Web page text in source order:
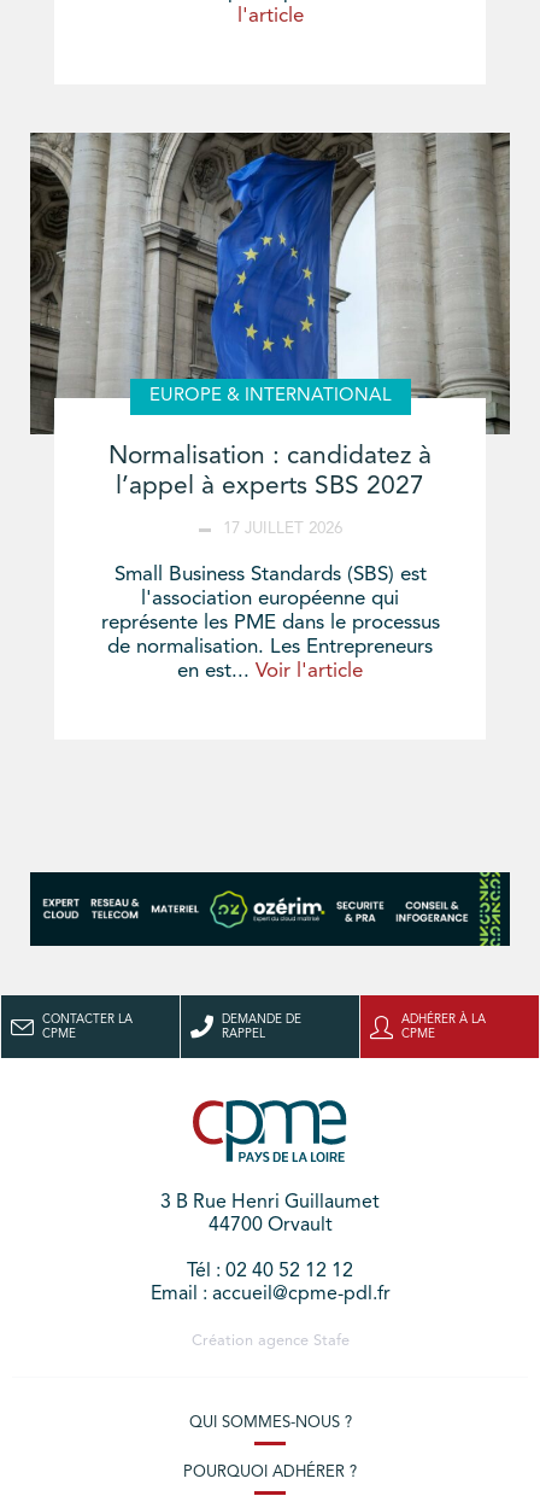
l'article
EUROPE & INTERNATIONAL
Normalisation : candidatez à
l’appel à experts SBS 2027
17 JUILLET 2026
Small Business Standards (SBS) est
l'association européenne qui
représente les PME dans le processus
de normalisation. Les Entrepreneurs
en est... Voir l'article
CONTACTER LA
CPME
DEMANDE DE
RAPPEL
ADHÉRER À LA
CPME
3 B Rue Henri Guillaumet
44700 Orvault
Tél : 02 40 52 12 12
Email : accueil@cpme-pdl.fr
Création agence Stafe
QUI SOMMES-NOUS ?
POURQUOI ADHÉRER ?